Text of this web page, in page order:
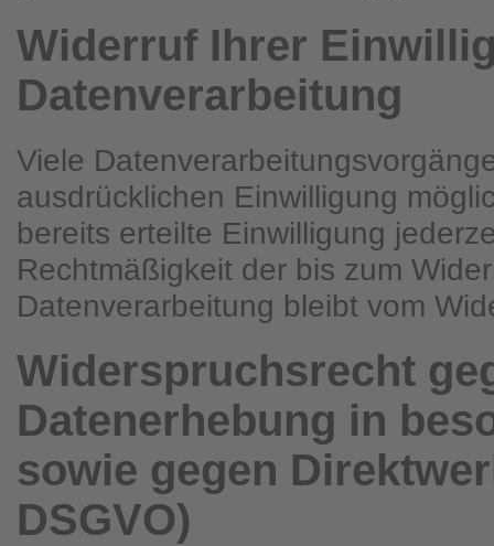
Widerruf Ihrer
Datenverarbeitung
Viele
ausdrücklichen Einwilligung
bereits erteilte Einwilligung
Rechtmäßigkeit der bis zum
Datenverarbeitung bleibt vom
Widerspruchsrecht
Datenerhebung in
sowie gegen
DSGVO)